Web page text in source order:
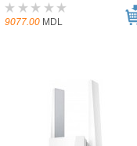
9077.00 MDL